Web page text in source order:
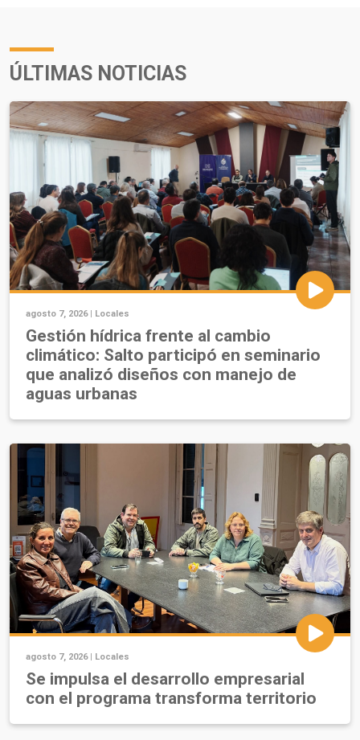
ÚLTIMAS NOTICIAS
agosto 7, 2026 | Locales
Gestión hídrica frente al cambio
climático: Salto participó en seminario
que analizó diseños con manejo de
aguas urbanas
agosto 7, 2026 | Locales
Se impulsa el desarrollo empresarial
con el programa transforma territorio